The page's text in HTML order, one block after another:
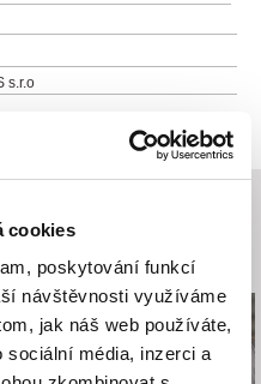
cookies
poskytování funkcí
návštěvnosti využíváme
jak náš web používáte,
média, inzerci a
s.r.o
947 566